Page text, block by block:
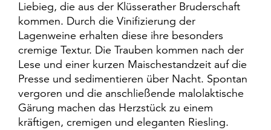
Liebieg, die aus der Klüsserather Bruderschaft
kommen. Durch die Vinifizierung der
Lagenweine erhalten diese ihre besonders
cremige Textur. Die Trauben kommen nach der
Lese und einer kurzen Maischestandzeit auf die
Presse und sedimentieren über Nacht. Spontan
vergoren und die anschließende malolaktische
Gärung machen das Herzstück zu einem
kräftigen, cremigen und eleganten Riesling.